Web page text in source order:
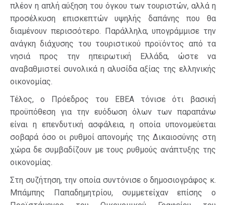
πλέον η απλή αύξηση του όγκου των τουριστών, αλλά η
προσέλκυση επισκεπτών υψηλής δαπάνης που θα
διαμένουν περισσότερο. Παράλληλα, υπογράμμισε την
ανάγκη διάχυσης του τουριστικού προϊόντος από τα
νησιά προς την ηπειρωτική Ελλάδα, ώστε να
αναβαθμιστεί συνολικά η αλυσίδα αξίας της ελληνικής
οικονομίας.
Τέλος, ο Πρόεδρος του ΕΒΕΑ τόνισε ότι βασική
προϋπόθεση για την ευόδωση όλων των παραπάνω
είναι η επενδυτική ασφάλεια, η οποία υπονομεύεται
σοβαρά όσο οι ρυθμοί απονομής της Δικαιοσύνης στη
χώρα δε συμβαδίζουν με τους ρυθμούς ανάπτυξης της
οικονομίας.
Στη συζήτηση, την οποία συντόνισε ο δημοσιογράφος κ.
Μπάμπης Παπαδημητρίου, συμμετείχαν επίσης ο